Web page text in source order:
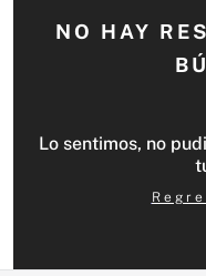
NO HAY
Lo sentimos, no